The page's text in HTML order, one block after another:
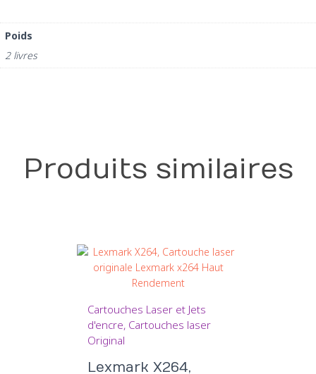
Poids
2 livres
Produits similaires
Cartouches Laser et Jets
d'encre Cartouches laser
Original
Lexmark X264,